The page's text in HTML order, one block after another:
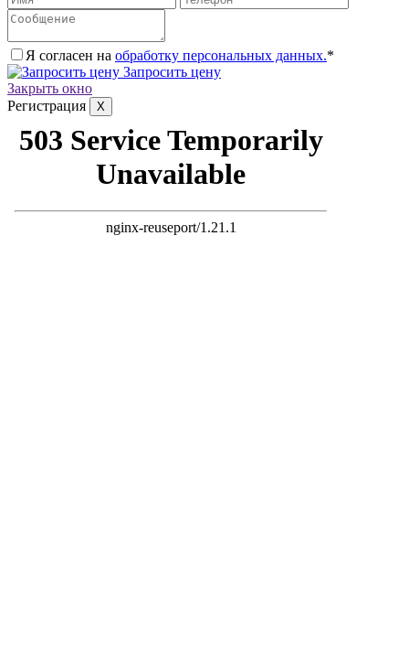
Я согласен на обработку персональных данных.*
Запросить цену
Закрыть окно
Регистрация
X